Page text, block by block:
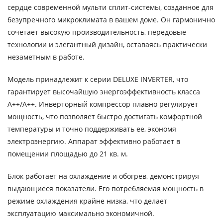
сердце современной мульти сплит-системы, созданное для
безупречного микроклимата в вашем доме. Он гармонично
сочетает высокую производительность, передовые
технологии и элегантный дизайн, оставаясь практически
незаметным в работе.
Модель принадлежит к серии DELUXE INVERTER, что
гарантирует высочайшую энергоэффективность класса
A++/A++. Инверторный компрессор плавно регулирует
мощность, что позволяет быстро достигать комфортной
температуры и точно поддерживать ее, экономя
электроэнергию. Аппарат эффективно работает в
помещении площадью до 21 кв. м.
Блок работает на охлаждение и обогрев, демонстрируя
выдающиеся показатели. Его потребляемая мощность в
режиме охлаждения крайне низка, что делает
эксплуатацию максимально экономичной.